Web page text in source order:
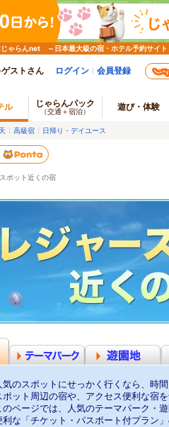
ゃらんnet ～日本最大級の宿・ホテル予約サイト
ストさん ログイン 会員登録
ル じゃらんパック
（交通＋宿泊） 遊び・体験
高級宿 日帰り・デイユース
ポット近くの宿
気のスポットにせっかく行くなら、時
ポット周辺の宿や、アクセス便利な宿
のページでは、人気のテーマパーク・
利な「チケット・パスポート付プラン